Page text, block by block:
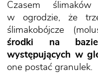
Czasem
w ogrodzie, że
ślimakobójcze
środki na bazie
występujących w
one postać granulek.